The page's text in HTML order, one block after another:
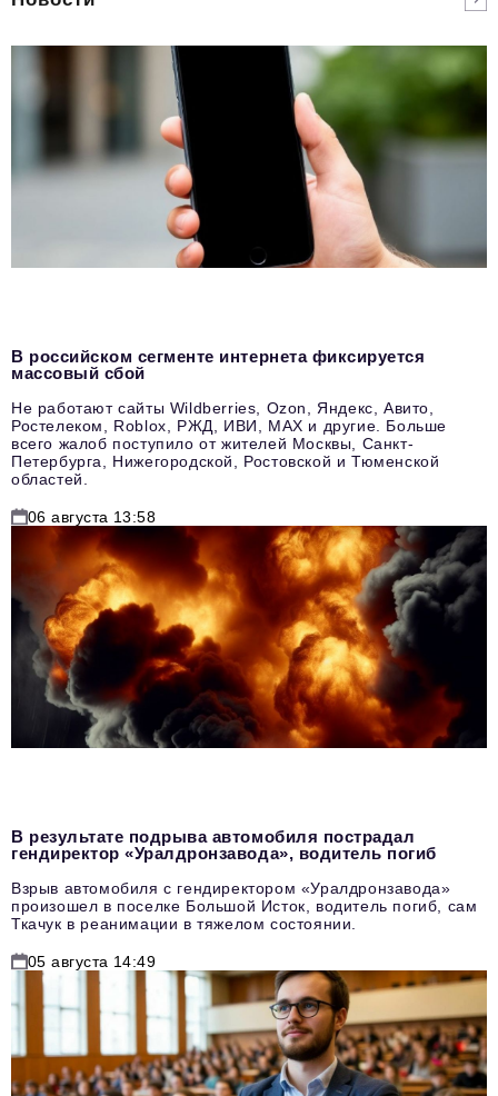
В российском сегменте интернета фиксируется
массовый сбой
Не работают сайты Wildberries, Ozon, Яндекс, Авито,
Ростелеком, Roblox, РЖД, ИВИ, MAX и другие. Больше
всего жалоб поступило от жителей Москвы, Санкт-
Петербурга, Нижегородской, Ростовской и Тюменской
областей.
06 августа 13:58
В результате подрыва автомобиля пострадал
гендиректор «Уралдронзавода», водитель погиб
Взрыв автомобиля с гендиректором «Уралдронзавода»
произошел в поселке Большой Исток, водитель погиб, сам
Ткачук в реанимации в тяжелом состоянии.
05 августа 14:49